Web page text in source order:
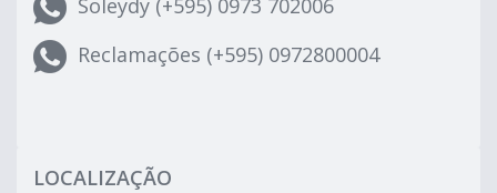
Soleydy (+595) 0973 702006
Reclamações (+595) 0972800004
LOCALIZAÇÃO